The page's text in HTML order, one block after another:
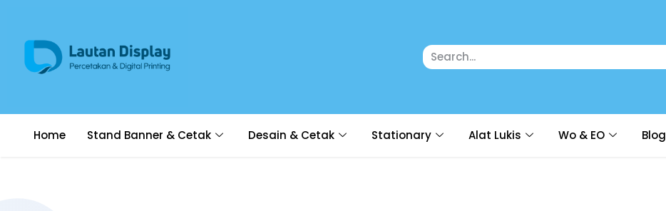
Home Stand Banner & Cetak Desain & Cetak Stationary Alat Lukis Wo & EO Blog